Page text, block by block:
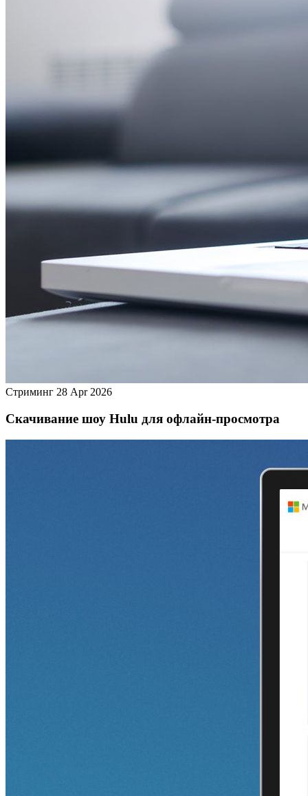
Стриминг 28 Apr 2026
Скачивание шоу Hulu для офлайн‑просмотра